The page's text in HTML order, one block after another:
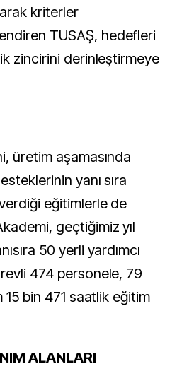
kriterler
TUSAŞ, hedefleri
zincirini derinleştirmeye
üretim aşamasında
yanı sıra
eğitimlerle de
geçtiğimiz yıl
50 yerli yardımcı
474 personele, 79
15 bin 471 saatlik eğitim
ALANLARI